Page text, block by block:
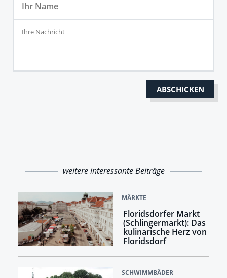
weitere interessante Beiträge
MÄRKTE
Floridsdorfer Markt
(Schlingermarkt): Das
kulinarische Herz von
Floridsdorf
SCHWIMMBÄDER